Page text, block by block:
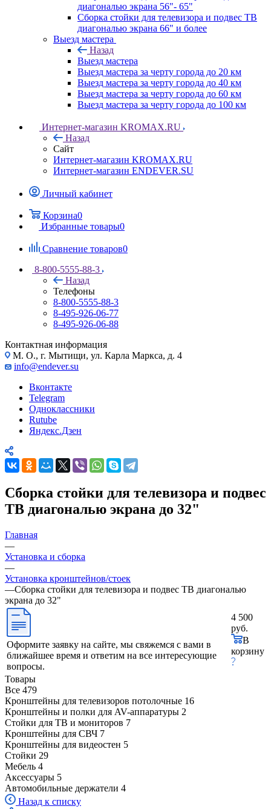
диагональю экрана 56"- 65"
Сборка стойки для телевизора и подвес ТВ
диагональю экрана 66" и более
Выезд мастера
Назад
Выезд мастера
Выезд мастера за черту города до 20 км
Выезд мастера за черту города до 40 км
Выезд мастера за черту города до 60 км
Выезд мастера за черту города до 100 км
Интернет-магазин KROMAX.RU
Назад
Сайт
Интернет-магазин KROMAX.RU
Интернет-магазин ENDEVER.SU
Личный кабинет
Корзина0
Избранные товары0
Сравнение товаров0
8-800-5555-88-3
Назад
Телефоны
8-800-5555-88-3
8-495-926-06-77
8-495-926-06-88
Контактная информация
М. О., г. Мытищи, ул. Карла Маркса, д. 4
info@endever.su
Вконтакте
Telegram
Одноклассники
Rutube
Яндекс.Дзен
Сборка стойки для телевизора и подвес
ТВ диагональю экрана до 32"
Главная
—
Установка и сборка
—
Установка кронштейнов/стоек
—Сборка стойки для телевизора и подвес ТВ диагональю
экрана до 32"
Оформите заявку на сайте, мы свяжемся с вами в
ближайшее время и ответим на все интересующие
вопросы.
4 500
руб.
В
корзину
Товары
Все 479
Кронштейны для телевизоров потолочные 16
Кронштейны и полки для AV-аппаратуры 2
Стойки для ТВ и мониторов 7
Кронштейны для СВЧ 7
Кронштейны для видеостен 5
Стойки 29
Мебель 4
Аксессуары 5
Автомобильные держатели 4
Назад к списку